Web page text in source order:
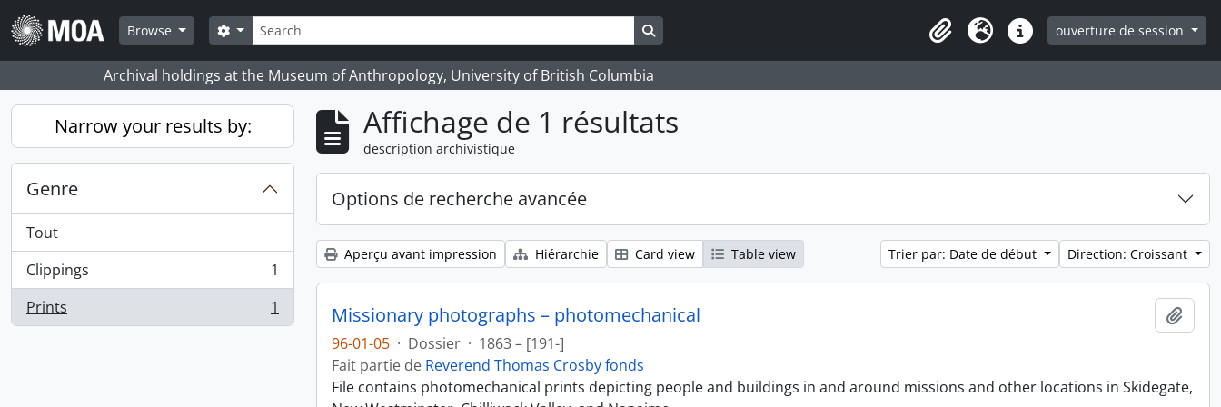
Skip to main content
Browse
Rechercher
Search options Search in browse page
ClipboardLangueLiens rapidesouverture de session
Archival holdings at the Museum of Anthropology, University of British Columbia
Narrow your results by:
Genre
Tout
Clippings
, 1 résultats
1
Prints
, 1 résultats 1
Affichage de 1 résultats
description archivistique
Options de recherche avancée
Aperçu avant impression Hiérarchie Card view Table view Trier par: Date de début Direction: Croissant
Missionary photographs – photomechanical
96-01-05 · Dossier · 1863 – [191-]
Fait partie de Reverend Thomas Crosby fonds
File contains photomechanical prints depicting people and buildings in and around missions and other locations in Skidegate,